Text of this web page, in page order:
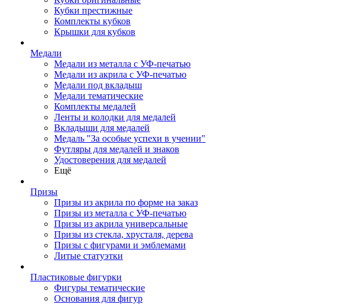
Кубки престижные
Комплекты кубков
Крышки для кубков
Медали
Медали из металла с УФ-печатью
Медали из акрила с УФ-печатью
Медали под вкладыш
Медали тематические
Комплекты медалей
Ленты и колодки для медалей
Вкладыши для медалей
Медаль "За особые успехи в учении"
Футляры для медалей и знаков
Удостоверения для медалей
Ещё
Призы
Призы из акрила по форме на заказ
Призы из металла с УФ-печатью
Призы из акрила универсальные
Призы из стекла, хрусталя, дерева
Призы с фигурами и эмблемами
Литые статуэтки
Пластиковые фигурки
Фигуры тематические
Основания для фигур